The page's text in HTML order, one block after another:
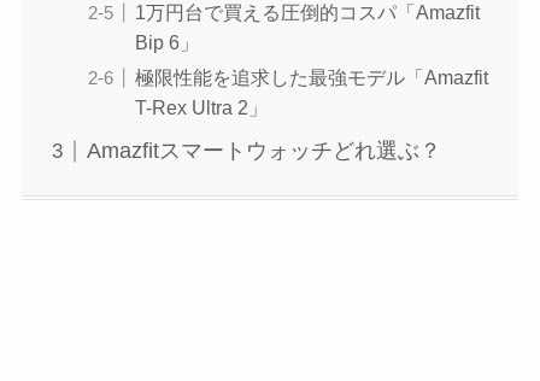
1万円台で買える圧倒的コスパ「Amazfit
Bip 6」
極限性能を追求した最強モデル「Amazfit
T-Rex Ultra 2」
Amazfitスマートウォッチどれ選ぶ？